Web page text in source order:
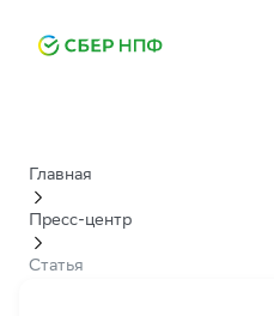
Главная
Пресс-центр
Статья